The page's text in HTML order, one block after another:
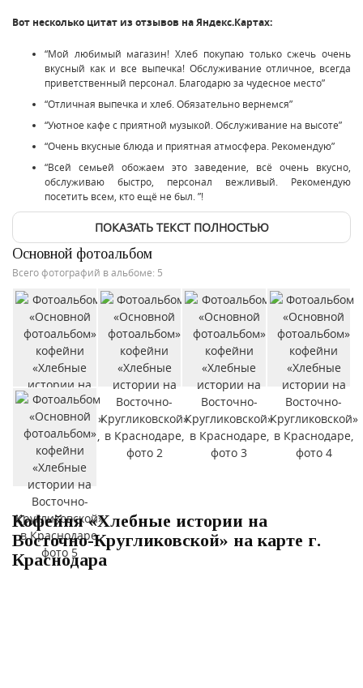
Вот несколько цитат из отзывов на Яндекс.Картах:
“Мой любимый магазин! Хлеб покупаю только сжечь очень
вкусный как и все выпечка! Обслуживание отличное, всегда
приветственный персонал. Благодарю за чудесное место”
“Отличная выпечка и хлеб. Обязательно вернемся”
“Уютное кафе с приятной музыкой. Обслуживание на высоте”
“Очень вкусные блюда и приятная атмосфера. Рекомендую”
“Всей семьей обожаем это заведение, всё очень вкусно,
обслуживаю быстро, персонал вежливый. Рекомендую
посетить всем, кто ещё не был. ”!
ПОКАЗАТЬ ТЕКСТ ПОЛНОСТЬЮ
Основной фотоальбом
Всего фотографий в альбоме: 5
Кофейня «Хлебные истории на
Восточно-Кругликовской» на карте г.
Краснодара